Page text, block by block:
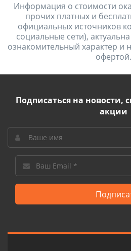
Информация о стоимости
прочих платных и
официальных источников
социальные сети),
ознакомительный характер и
офертой.
Подписаться на новости,
акции